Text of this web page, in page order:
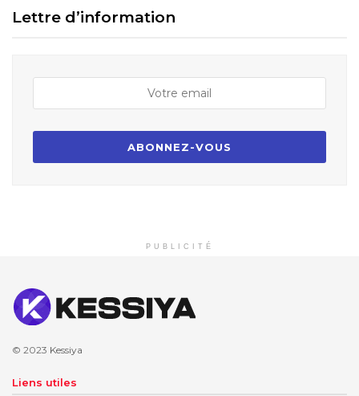
Lettre d’information
PUBLICITÉ
© 2023 Kessiya
Liens utiles